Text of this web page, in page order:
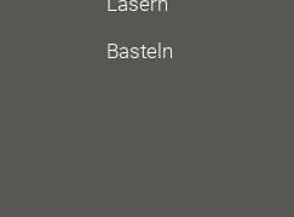
Basteln